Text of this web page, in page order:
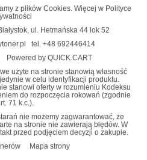
z plików Cookies. Więcej w Polityce
ul. Hetmańska 44 lok 52
tel. +48 692446414
Powered by QUICK.CART
użyte na stronie stanowią własność
w celu identyfikacji produktu.
stanowi oferty w rozumieniu Kodeksu
do rozpoczęcia rokowań (zgodnie
71 k.c.).
nie możemy zagwarantować, że
na stronie nie zawierają błędów. W
przed podjęciem decyzji o zakupie.
Mapa strony